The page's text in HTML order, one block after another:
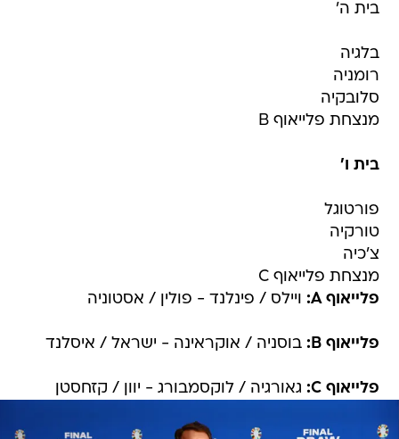
בית ה'
בלגיה
רומניה
סלובקיה
מנצחת פלייאוף B
בית ו'
פורטוגל
טורקיה
צ'כיה
מנצחת פלייאוף C
פלייאוף A:
ויילס / פינלנד - פולין / אסטוניה
פלייאוף B: בוסניה / אוקראינה - ישראל / איסלנד
פלייאוף C: גאורגיה / לוקסמבורג - יוון / קזחסטן